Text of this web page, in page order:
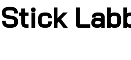
Stick